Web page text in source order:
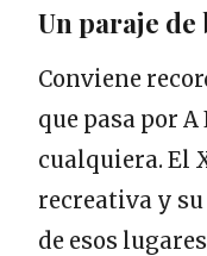
Un paraje de
Conviene
que pasa por
cualquiera. El
recreativa y
de esos